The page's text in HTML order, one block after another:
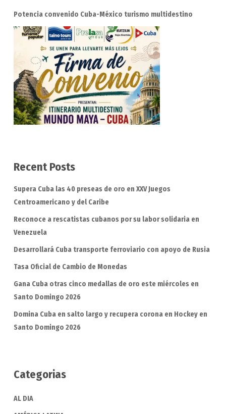
Potencia convenido Cuba-México turismo multidestino
Recent Posts
Supera Cuba las 40 preseas de oro en XXV Juegos
Centroamericano y del Caribe
Reconoce a rescatistas cubanos por su labor solidaria en
Venezuela
Desarrollará Cuba transporte ferroviario con apoyo de Rusia
Tasa Oficial de Cambio de Monedas
Gana Cuba otras cinco medallas de oro este miércoles en
Santo Domingo 2026
Domina Cuba en salto largo y recupera corona en Hockey en
Santo Domingo 2026
Categorias
AL DIA